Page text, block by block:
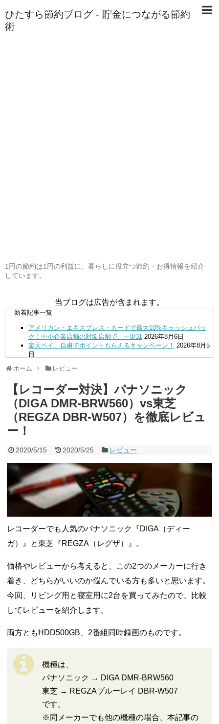
ひたすら節約ブログ - 貯金につながる節約
術
1円の節約は1円の利益に。暮らしに役立つ節約・お得情報を紹介
しています。
当ブログは広告が含まれます。
– 新着記事一覧 –
アメリカン・エキスプレス・カードで最大10%キャッシュバッ
ク！中小企業店舗の対象店舗で。～8/31 2026年8月6日
楽天ペイ、自粛でポイントもらえるキャンペーン！ 2026年8月5
日
元！
2026年8月5日
ードチャージすると5%還元に！ 2026年8月4日
PayPayで500ptもらえる！対象地銀の口座追加などの条件達成
で。9/30まで 2026年8月4日
三井住友カード、はま寿司、ココス、オリーブの丘などでVポイ
ント最大10％還元！さらにVカードクーポンも併用可
ャンペーン！8/31まで 2026年8月3日
山分けキャンペーン！～10/31
デジタルギフト改悪でいろいろ手数料徴収へ！8/3～
1日
PayPayポイント→Vポイント交換でストア限定の制限を消す方
法 2026年8月1日
Vポイントpay利用で最大10%還元！8/31まで 2026年8月1日
月から 2026年8月1日
ドットマネーが再開！8/12から。でも未完了のポイント有効期
限が8月末まで？ 2026年7月31日
15%増量のチャンス。8/1~31あたりまで 2026年7月31日
au PAY 残高チャージで最大10000円もらえる！じぶん銀行から
チャージで抽選。8/31まで 2026年7月29日
ホーム レビュー
【レコーダー対決】パナソニック
（DIGA DMR-BRW560）vs東芝
（REGZA DBR-W507）を徹底レビュ
ー！
2020/5/15 2020/5/25 レビュー
レコーダーでも人気のパナソニック『DIGA（ディー
ガ）』と東芝『REGZA（レグザ）』。
価格やレビューから考えると、この2つのメーカーに行き
着き、どちらがいいのか悩んでいる方も多いと思います。
今回、リビング用と寝室用に2台を買ってみたので、比較
してレビューを紹介します。
両方ともHDD500GB、2番組同時録画のものです。
機種は、
パナソニック → DIGA DMR-BRW560
東芝 → REGZAブルーレイ DBR-W507
です。
※同メーカーでも他の機種の場合、本記事の